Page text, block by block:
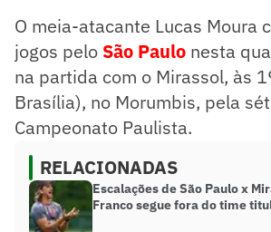
O meia-atacante Lucas Moura
jogos pelo São Paulo nesta
na partida com o Mirassol, às
Brasília), no Morumbis, pela
Campeonato Paulista.
RELACIONADAS
Escalações de São Paulo x
Franco segue fora do time